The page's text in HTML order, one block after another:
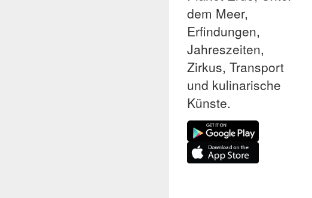
dem Meer,
Erfindungen,
Jahreszeiten,
Zirkus, Transport
und kulinarische
Künste.